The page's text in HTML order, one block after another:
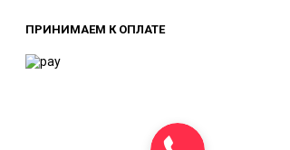
ПРИНИМАЕМ К ОПЛАТЕ